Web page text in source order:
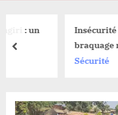
Insécurité à Durba :
braquage nocturne.
prev